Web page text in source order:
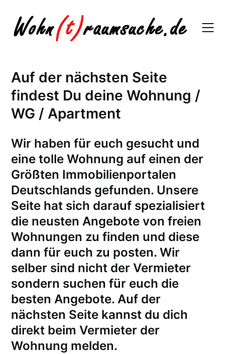
content
Auf der nächsten Seite
findest Du deine Wohnung /
WG / Apartment
Wir haben für euch gesucht und
eine tolle Wohnung auf einen der
Größten Immobilienportalen
Deutschlands gefunden. Unsere
Seite hat sich darauf spezialisiert
die neusten Angebote von freien
Wohnungen zu finden und diese
dann für euch zu posten. Wir
selber sind nicht der Vermieter
sondern suchen für euch die
besten Angebote. Auf der
nächsten Seite kannst du dich
direkt beim Vermieter der
Wohnung melden.